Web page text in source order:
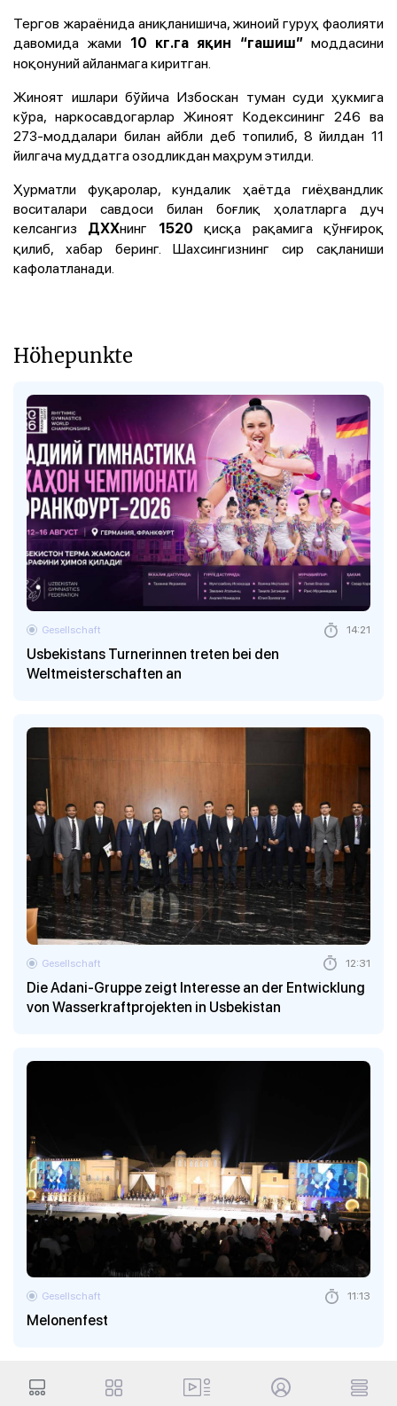
Тергов жараёнида аниқланишича, жиноий гуруҳ фаолияти
давомида жами 10 кг.га яқин “гашиш”моддасини
ноқонуний айланмага киритган.
Жиноят ишлари бўйича Избоскан туман суди ҳукмига
кўра, наркосавдогарлар Жиноят Кодексининг 246 ва
273-моддалари билан айбли деб топилиб, 8 йилдан 11
йилгача муддатга озодликдан маҳрум этилди.
Ҳурматли фуқаролар, кундалик ҳаётда гиёҳвандлик
воситалари савдоси билан боғлиқ ҳолатларга дуч
келсангиз
ДХХнинг 1520
қисқа рақамига қўнғироқ
қилиб, хабар беринг. Шахсингизнинг сир сақланиши
кафолатланади.
Höhepunkte
Usbekistans Turnerinnen treten bei den
Weltmeisterschaften an
Gesellschaft 14:21
Die Adani-Gruppe zeigt Interesse an der Entwicklung
von Wasserkraftprojekten in Usbekistan
Gesellschaft 12:31
Melonenfest
Gesellschaft 11:13